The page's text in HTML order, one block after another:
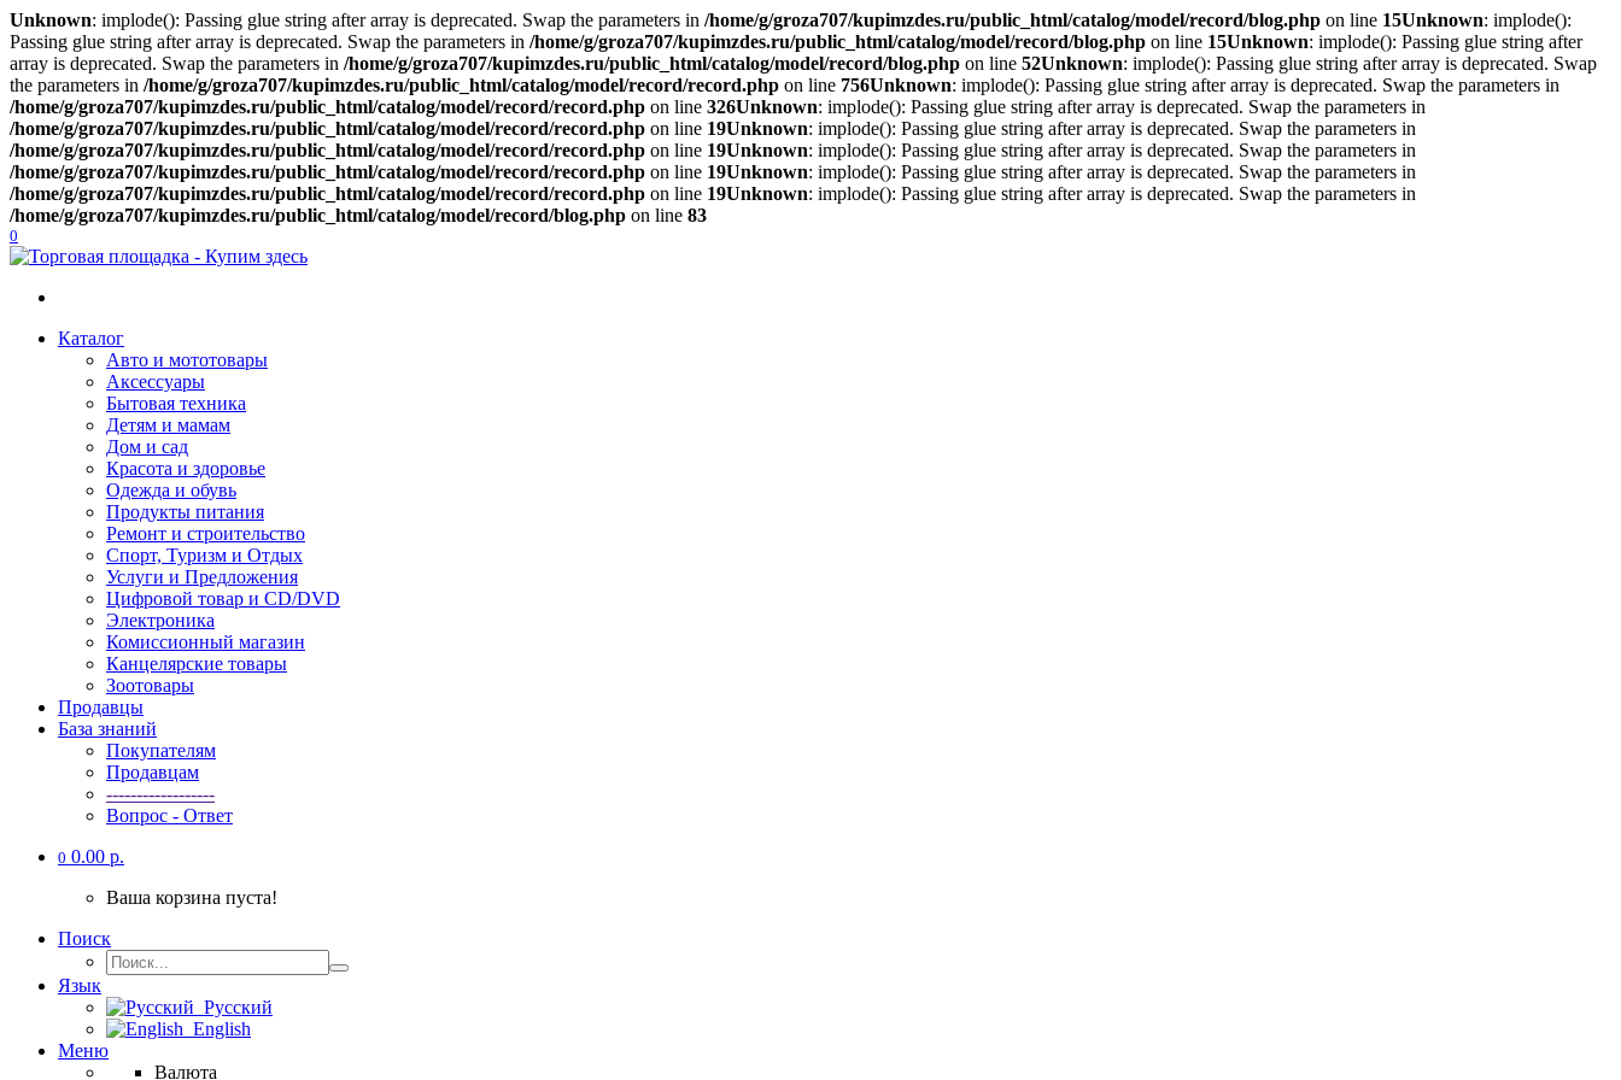
Unknown: implode(): Passing glue string after array is deprecated. Swap the parameters in /home/g/groza707/kupimzdes.ru/public_html/catalog/model/record/blog.php on line 15Unknown: implode():
Passing glue string after array is deprecated. Swap the parameters in /home/g/groza707/kupimzdes.ru/public_html/catalog/model/record/blog.php on line 15Unknown: implode(): Passing glue string after
array is deprecated. Swap the parameters in /home/g/groza707/kupimzdes.ru/public_html/catalog/model/record/blog.php on line 52Unknown: implode(): Passing glue string after array is deprecated. Swap
the parameters in /home/g/groza707/kupimzdes.ru/public_html/catalog/model/record/record.php on line 756Unknown: implode(): Passing glue string after array is deprecated. Swap the parameters in
/home/g/groza707/kupimzdes.ru/public_html/catalog/model/record/record.php on line 326Unknown: implode(): Passing glue string after array is deprecated. Swap the parameters in
/home/g/groza707/kupimzdes.ru/public_html/catalog/model/record/record.php on line 19Unknown: implode(): Passing glue string after array is deprecated. Swap the parameters in
/home/g/groza707/kupimzdes.ru/public_html/catalog/model/record/record.php on line 19Unknown: implode(): Passing glue string after array is deprecated. Swap the parameters in
/home/g/groza707/kupimzdes.ru/public_html/catalog/model/record/record.php on line 19Unknown: implode(): Passing glue string after array is deprecated. Swap the parameters in
/home/g/groza707/kupimzdes.ru/public_html/catalog/model/record/record.php on line 19Unknown: implode(): Passing glue string after array is deprecated. Swap the parameters in
/home/g/groza707/kupimzdes.ru/public_html/catalog/model/record/blog.php on line 83
0
Каталог
Авто и мототовары
Акcессуары
Бытовая техника
Детям и мамам
Дом и сад
Красота и здоровье
Одежда и обувь
Продукты питания
Ремонт и строительство
Спорт, Туризм и Отдых
Услуги и Предложения
Цифровой товар и CD/DVD
Электроника
Комиссионный магазин
Канцелярские товары
Зоотовары
Продавцы
База знаний
Покупателям
Продавцам
------------------
Вопрос - Ответ
0 0.00 р.
Ваша корзина пуста!
Поиск
Язык
Русский
English
Меню
Валюта